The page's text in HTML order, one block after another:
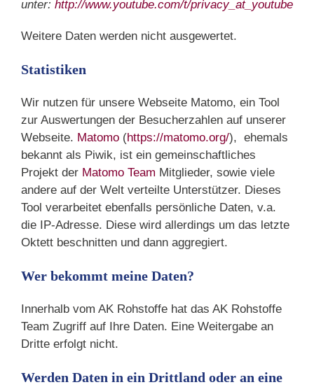
unter: http://www.youtube.com/t/privacy_at_youtube
Weitere Daten werden nicht ausgewertet.
Statistiken
Wir nutzen für unsere Webseite Matomo, ein Tool
zur Auswertungen der Besucherzahlen auf unserer
Webseite. Matomo (https://matomo.org/), ehemals
bekannt als Piwik, ist ein gemeinschaftliches
Projekt der Matomo Team Mitglieder, sowie viele
andere auf der Welt verteilte Unterstützer. Dieses
Tool verarbeitet ebenfalls persönliche Daten, v.a.
die IP-Adresse. Diese wird allerdings um das letzte
Oktett beschnitten und dann aggregiert.
Wer bekommt meine Daten?
Innerhalb vom AK Rohstoffe hat das AK Rohstoffe
Team Zugriff auf Ihre Daten. Eine Weitergabe an
Dritte erfolgt nicht.
Werden Daten in ein Drittland oder an eine